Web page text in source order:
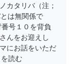
カタリバ（注；
は無関係で
号１０を背負
んをお迎えし
にお話をいただ
読む